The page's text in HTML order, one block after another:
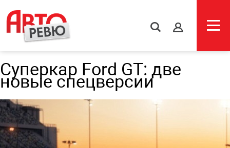
s
Суперкар Ford GT: две
новые спецверсии